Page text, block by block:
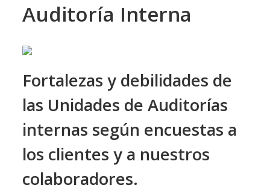
Auditoría Interna
Fortalezas y debilidades de
las Unidades de Auditorías
internas según encuestas a
los clientes y a nuestros
colaboradores.